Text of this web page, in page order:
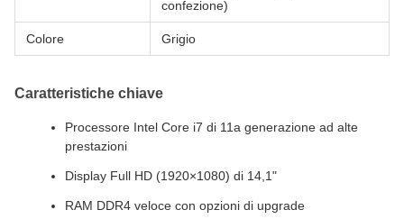
confezione)
Colore Grigio
Caratteristiche chiave
Processore Intel Core i7 di 11a generazione ad alte
prestazioni
Display Full HD (1920×1080) di 14,1"
RAM DDR4 veloce con opzioni di upgrade